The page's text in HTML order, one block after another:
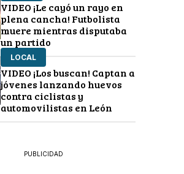
VIDEO ¡Le cayó un rayo en
plena cancha! Futbolista
muere mientras disputaba
un partido
LOCAL
VIDEO ¡Los buscan! Captan a
jóvenes lanzando huevos
contra ciclistas y
automovilistas en León
PUBLICIDAD